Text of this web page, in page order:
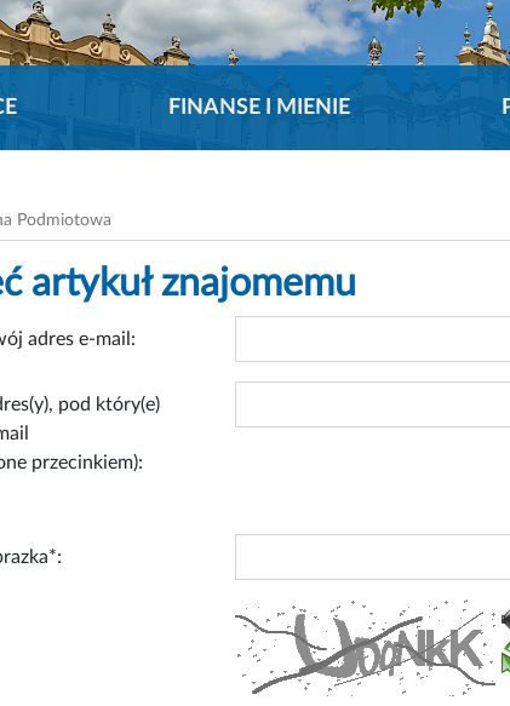
FINANSE I MIENIE
Podmiotowa
artykuł znajomemu
adres e-mail:
pod który(e)
przecinkiem):